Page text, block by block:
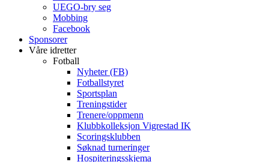
UEGO-bry seg
Mobbing
Facebook
Sponsorer
Våre idretter
Fotball
Nyheter (FB)
Fotballstyret
Sportsplan
Treningstider
Trenere/oppmenn
Klubbkolleksjon Vigrestad IK
Scoringsklubben
Søknad turneringer
Hospiteringsskjema